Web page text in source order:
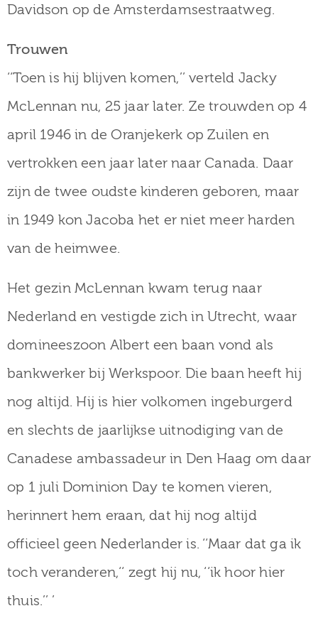
Davidson op de Amsterdamsestraatweg.
Trouwen
‘‘Toen is hij blijven komen,’’ verteld Jacky
McLennan nu, 25 jaar later. Ze trouwden op 4
april 1946 in de Oranjekerk op Zuilen en
vertrokken een jaar later naar Canada. Daar
zijn de twee oudste kinderen geboren, maar
in 1949 kon Jacoba het er niet meer harden
van de heimwee.
Het gezin McLennan kwam terug naar
Nederland en vestigde zich in Utrecht, waar
domineeszoon Albert een baan vond als
bankwerker bij Werkspoor. Die baan heeft hij
nog altijd. Hij is hier volkomen ingeburgerd
en slechts de jaarlijkse uitnodiging van de
Canadese ambassadeur in Den Haag om daar
op 1 juli Dominion Day te komen vieren,
herinnert hem eraan, dat hij nog altijd
officieel geen Nederlander is. ‘‘Maar dat ga ik
toch veranderen,‘‘ zegt hij nu, ‘‘ik hoor hier
thuis.’’ ’